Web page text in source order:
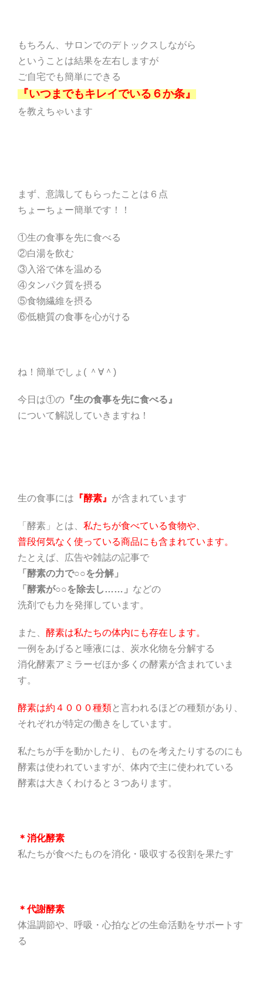
もちろん、サロンでのデトックスしながら
ということは結果を左右しますが
ご自宅でも簡単にできる
『いつまでもキレイでいる６か条』
を教えちゃいます
まず、意識してもらったことは６点
ちょーちょー簡単です！！
①生の食事を先に食べる
②白湯を飲む
③入浴で体を温める
④タンパク質を摂る
⑤食物繊維を摂る
⑥低糖質の食事を心がける
ね！簡単でしょ( ＾∀＾)
今日は①の 『生の食事を先に食べる』
について解説していきますね！
生の食事には 『酵素』 が含まれています
「酵素」とは、 私たちが食べている食物や、
普段何気なく使っている商品にも含まれています。
たとえば、広告や雑誌の記事で
「酵素の力で○○を分解」
「酵素が○○を除去し……」 などの
洗剤でも力を発揮しています。
また、 酵素は私たちの体内にも存在します。
一例をあげると唾液には、炭水化物を分解する
消化酵素アミラーゼほか多くの酵素が含まれていま
す。
酵素は約４０００種類と言われるほどの種類があり、
それぞれが特定の働きをしています。
私たちが手を動かしたり、ものを考えたりするのにも
酵素は使われていますが、体内で主に使われている
酵素は大きくわけると３つあります。
＊消化酵素
私たちが食べたものを消化・吸収する役割を果たす
＊代謝酵素
体温調節や、呼吸・心拍などの生命活動をサポートす
る